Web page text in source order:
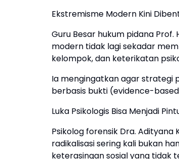
Ekstremisme Modern Kini
Guru Besar hukum pidana Prof.
modern tidak lagi sekadar
kelompok, dan keterikatan
Ia mengingatkan agar strategi
berbasis bukti (evidence-
Luka Psikologis Bisa Menjadi
Psikolog forensik Dra.
radikalisasi sering kali bukan
keterasingan sosial yang tidak